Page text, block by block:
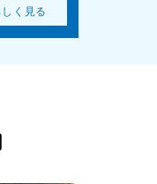
く見る